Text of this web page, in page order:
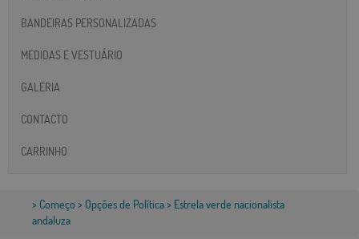
BANDEIRAS PERSONALIZADAS
MEDIDAS E VESTUÁRIO
GALERIA
CONTACTO
CARRINHO
> Começo > Opções de Política> Estrela verde nacionalista
andaluza